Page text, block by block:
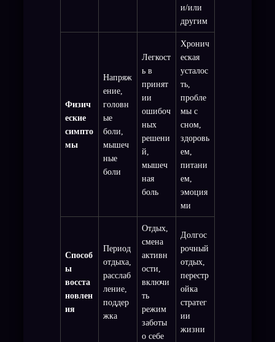
и/или
другим
Физич
еские
симпто
мы
Напряж
ение,
головн
ые
боли,
мышеч
ные
боли
Легкост
ь в
принят
ии
ошибоч
ных
решени
й,
мышеч
ная
боль
Хронич
еская
усталос
ть,
пробле
мы с
сном,
здоровь
ем,
питани
ем,
эмоция
ми
Способ
ы
восста
новлен
ия
Период
отдыха,
расслаб
ление,
поддер
жка
Отдых,
смена
активн
ости,
включи
ть
режим
заботы
о себе
Долгос
рочный
отдых,
перестр
ойка
стратег
ии
жизни